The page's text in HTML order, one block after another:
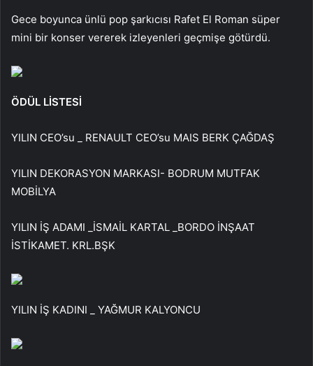
Gece boyunca ünlü pop şarkıcısı Rafet El Roman süper
mini bir konser vererek izleyenleri geçmişe götürdü.
ÖDÜL LİSTESİ
YILIN CEO’su _ RENAULT CEO’su MAIS BERK ÇAĞDAŞ
YILIN DEKORASYON MARKASI- BODRUM MUTFAK
MOBİLYA
YILIN İŞ ADAMI _İSMAİL KARTAL _BORDO İNŞAAT
İSTİKAMET. KRL.BŞK
YILIN İŞ KADINI _ YAĞMUR KALYONCU